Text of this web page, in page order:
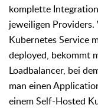
komplette
jeweiligen Providers.
Kubernetes Service
deployed, bekommt
Loadbalancer, bei
man einen
einem Self-Hosted